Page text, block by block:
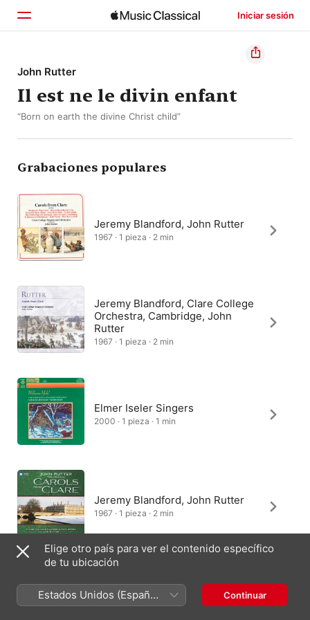
Iniciar sesión
Inicio
Explorar
John Rutter
Il est ne le divin enfant
“Born on earth the divine Christ child”
Grabaciones populares
Jeremy Blandford, John Rutter
1967 · 1 pieza · 2 min
Jeremy Blandford, Clare College
Orchestra, Cambridge, John
Rutter
1967 · 1 pieza · 2 min
Elmer Iseler Singers
2000 · 1 pieza · 1 min
Jeremy Blandford, John Rutter
1967 · 1 pieza · 2 min
Orchestra, Cambridge, John
Rutter
Elige otro país para ver el contenido específico
de tu ubicación
Estados Unidos (Español
México)
Continuar